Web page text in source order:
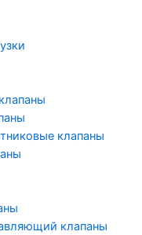
клапаны
клапаны